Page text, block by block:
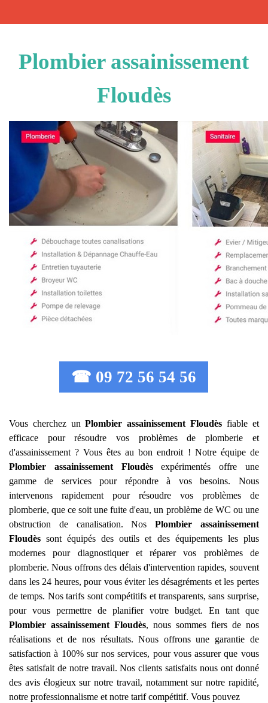
Plombier assainissement
Floudès
☎ 09 72 56 54 56
Vous cherchez unPlombier assainissement Floudès fiable et
efficace pour résoudre vos problèmes de plomberie et
d'assainissement ? Vous êtes au bon endroit ! Notre équipe de
Plombier assainissement
Floudèsexpérimentés offre une
gamme de services pour répondre à vos besoins. Nous
intervenons rapidement pour résoudre vos problèmes de
plomberie, que ce soit une fuite d'eau, un problème de WC ou une
obstruction de canalisation. Nos Plombier assainissement
Floudès sont équipés des outils et des équipements les plus
modernes pour diagnostiquer et réparer vos problèmes de
plomberie. Nous offrons des délais d'intervention rapides, souvent
dans les 24 heures, pour vous éviter les désagréments et les pertes
de temps. Nos tarifs sont compétitifs et transparents, sans surprise,
pour vous permettre de planifier votre budget. En tant que
Plombier assainissement Floudès, nous sommes fiers de nos
réalisations et de nos résultats. Nous offrons une garantie de
satisfaction à 100% sur nos services, pour vous assurer que vous
êtes satisfait de notre travail. Nos clients satisfaits nous ont donné
des avis élogieux sur notre travail, notamment sur notre rapidité,
notre professionnalisme et notre tarif compétitif. Vous pouvez